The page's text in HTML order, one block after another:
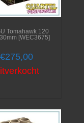
Tomahawk 120
[WEC3675]
€275,00